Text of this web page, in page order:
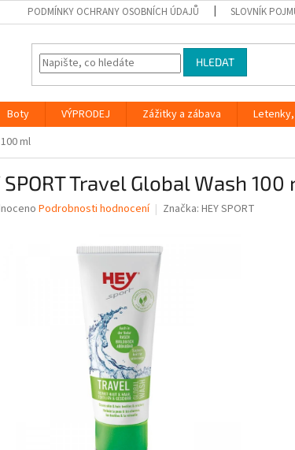
PODMÍNKY OCHRANY OSOBNÍCH ÚDAJŮ SLOVNÍK
HLEDAT
Boty VÝPRODEJ Zážitky a zábava
ml
SPORT Travel Global Wash 100
Podrobnosti hodnocení Značka: HEY SPORT